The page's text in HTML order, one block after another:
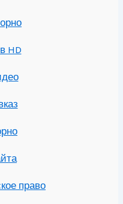
HD
право